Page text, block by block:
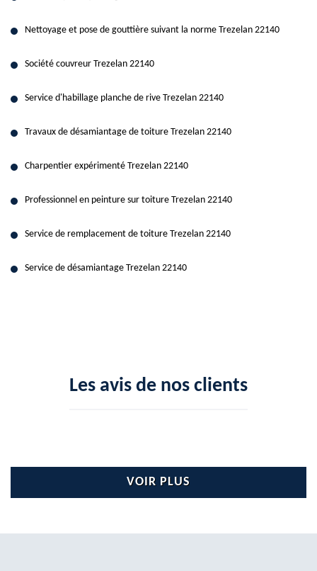
Nettoyage et pose de gouttière suivant la norme Trezelan 22140
Société couvreur Trezelan 22140
Service d'habillage planche de rive Trezelan 22140
Travaux de désamiantage de toiture Trezelan 22140
Charpentier expérimenté Trezelan 22140
Professionnel en peinture sur toiture Trezelan 22140
Service de remplacement de toiture Trezelan 22140
Service de désamiantage Trezelan 22140
Les avis de nos clients
VOIR PLUS